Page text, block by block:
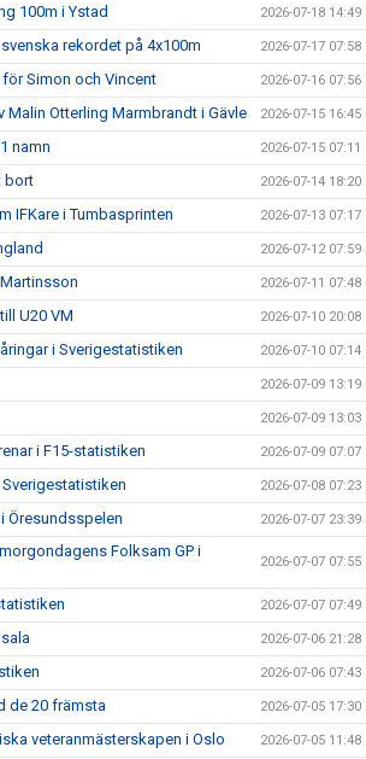
100m i Ystad 2026-07-18 14:49
rekordet på 4x100m 2026-07-17 07:58
Simon och Vincent 2026-07-16 07:56
Malin Otterling Marmbrandt i Gävle 2026-07-15 16:45
namn 2026-07-15 07:11
bort 2026-07-14 18:20
IFKare i Tumbasprinten 2026-07-13 07:17
2026-07-12 07:59
2026-07-11 07:48
U20 VM 2026-07-10 20:08
i Sverigestatistiken 2026-07-10 07:14
2026-07-09 13:19
2026-07-09 13:03
i F15-statistiken 2026-07-09 07:07
2026-07-08 07:23
Öresundsspelen 2026-07-07 23:39
Folksam GP i
2026-07-07 07:55
2026-07-07 07:49
2026-07-06 21:28
2026-07-06 07:43
de 20 främsta 2026-07-05 17:30
veteranmästerskapen i Oslo 2026-07-05 11:48